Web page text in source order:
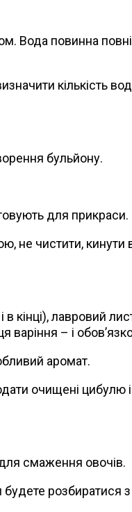
Вода повинна
кількість
бульйону.
для прикраси.
не чистити, кинути
кінці), лавровий
варіння – і
аромат.
очищені цибулю
смаження овочів.
розбиратися